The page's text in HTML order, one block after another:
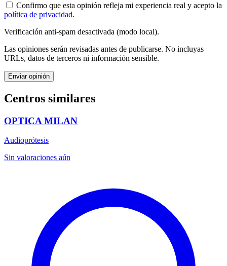
Confirmo que esta opinión refleja mi experiencia real y acepto la
política de privacidad.
Verificación anti-spam desactivada (modo local).
Las opiniones serán revisadas antes de publicarse. No incluyas
URLs, datos de terceros ni información sensible.
Enviar opinión
Centros similares
OPTICA MILAN
Audioprótesis
Sin valoraciones aún